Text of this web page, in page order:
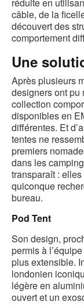
réduite en
câble, de la
découvert des
comportement
Une
Après plusieurs
designers ont pu
collection
disponibles en
différentes. Et
tentes ne
premiers
dans les
transparaît :
quiconque
bureau.
Pod Tent
Son design,
permis à
plus extensible.
londonien
légère en
ouvert et un